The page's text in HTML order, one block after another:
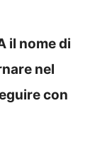
il nome di
nel
con